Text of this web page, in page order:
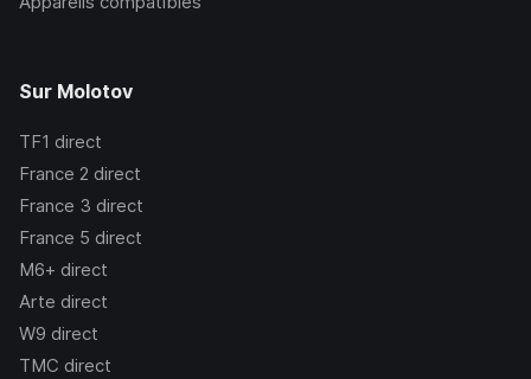
Sur Molotov
TF1 direct
France 2 direct
France 3 direct
France 5 direct
M6+ direct
Arte direct
W9 direct
TMC direct